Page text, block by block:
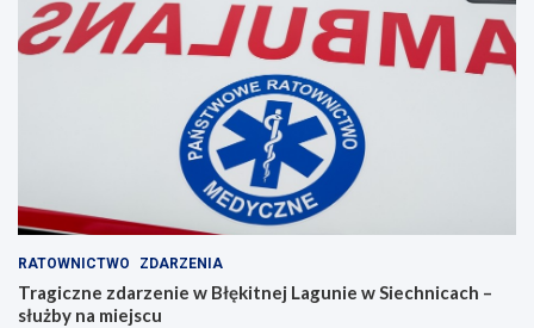
RATOWNICTWO ZDARZENIA
Tragiczne zdarzenie w Błękitnej Lagunie w Siechnicach –
służby na miejscu